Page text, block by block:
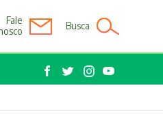
Fale
Busca